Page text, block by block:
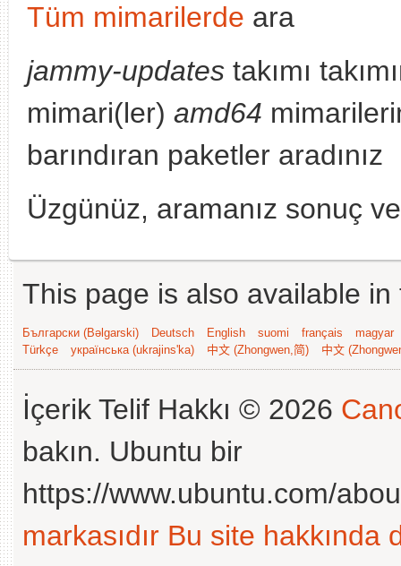
Tüm mimarilerde ara
jammy-updates takımı
mimari(ler) amd64
barındıran paketler aradınız
Üzgünüz, aramanız sonuç
This page is also available
Български (Bəlgarski) Deutsch English suomi français
magyar
Türkçe
українська (ukrajins'ka) 中文 (Zhongwen,简) 中文
İçerik Telif Hakkı © 2026
bakın. Ubuntu bir
https://www.ubuntu.com/
markasıdır Bu site hakkında